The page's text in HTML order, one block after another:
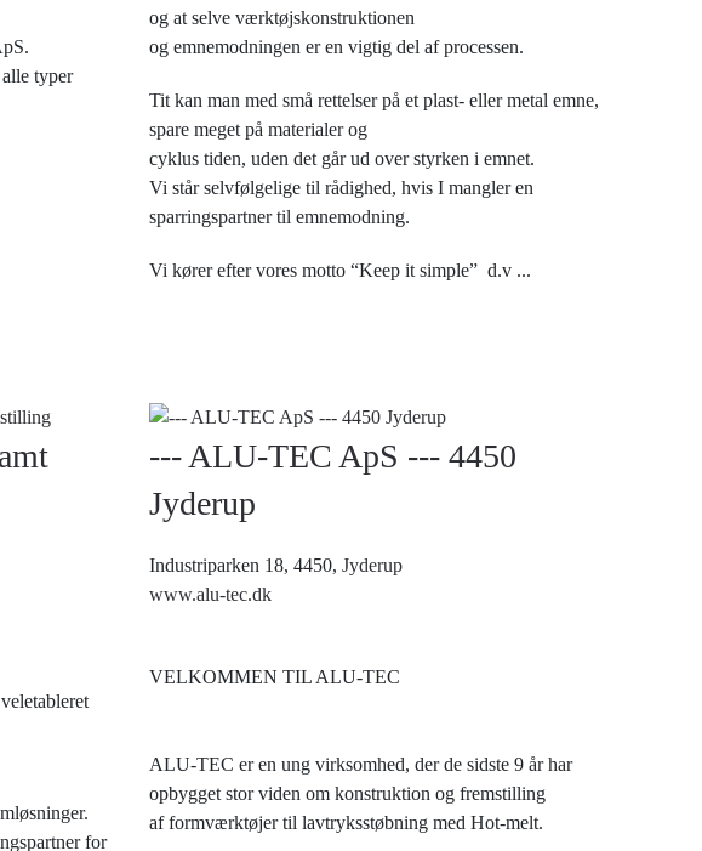
typer
og at selve værktøjskonstruktionen
og emnemodningen er en vigtig del af processen.
Tit kan man med små rettelser på et plast- eller metal emne,
spare meget på materialer og
cyklus tiden, uden det går ud over styrken i emnet.
Vi står selvfølgelige til rådighed, hvis I mangler en
sparringspartner til emnemodning.
Vi kører efter vores motto “Keep it simple” d.v ...
for
--- ALU-TEC ApS --- 4450
Jyderup
Industriparken 18, 4450, Jyderup
www.alu-tec.dk
VELKOMMEN TIL ALU-TEC
ALU-TEC er en ung virksomhed, der de sidste 9 år har
opbygget stor viden om konstruktion og fremstilling
af formværktøjer til lavtryksstøbning med Hot-melt.